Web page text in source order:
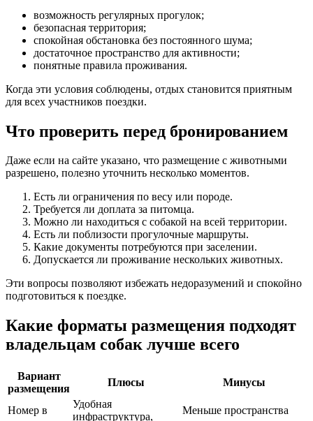
возможность регулярных прогулок;
безопасная территория;
спокойная обстановка без постоянного шума;
достаточное пространство для активности;
понятные правила проживания.
Когда эти условия соблюдены, отдых становится приятным
для всех участников поездки.
Что проверить перед бронированием
Даже если на сайте указано, что размещение с животными
разрешено, полезно уточнить несколько моментов.
Есть ли ограничения по весу или породе.
Требуется ли доплата за питомца.
Можно ли находиться с собакой на всей территории.
Есть ли поблизости прогулочные маршруты.
Какие документы потребуются при заселении.
Допускается ли проживание нескольких животных.
Эти вопросы позволяют избежать недоразумений и спокойно
подготовиться к поездке.
Какие форматы размещения подходят
владельцам собак лучше всего
Вариант
размещения
Плюсы Минусы
Номер в
Удобная
инфраструктура,
Меньше пространства